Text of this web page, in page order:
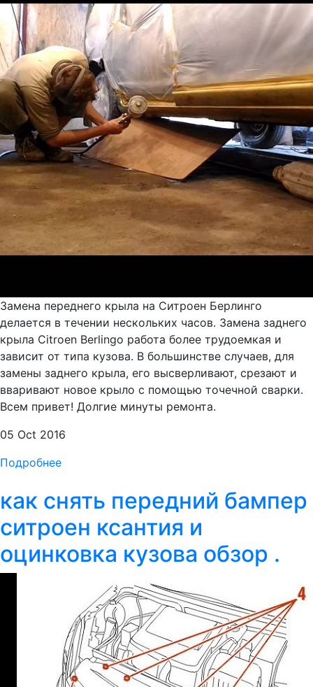
Замена переднего крыла на Ситроен Берлинго
делается в течении нескольких часов. Замена заднего
крыла Citroen Berlingo работа более трудоемкая и
зависит от типа кузова. В большинстве случаев, для
замены заднего крыла, его высверливают, срезают и
вваривают новое крыло с помощью точечной сварки.
Всем привет! Долгие минуты ремонта.
05 Oct 2016
Подробнее
как снять передний бампер
ситроен ксантия и
оцинковка кузова обзор .